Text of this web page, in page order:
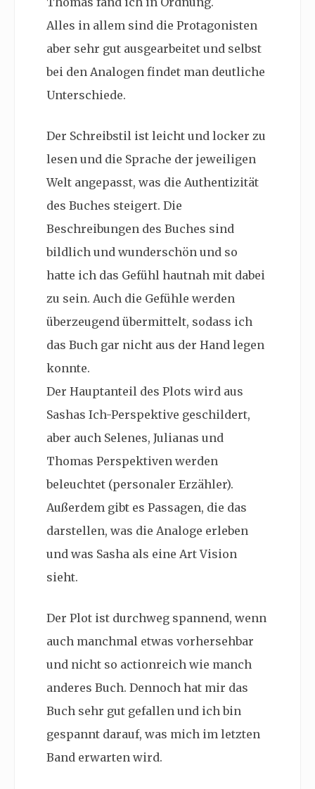
Alles in allem sind die Protagonisten
aber sehr gut ausgearbeitet und selbst
bei den Analogen findet man deutliche
Unterschiede.
Der Schreibstil ist leicht und locker zu
lesen und die Sprache der jeweiligen
Welt angepasst, was die Authentizität
des Buches steigert. Die
Beschreibungen des Buches sind
bildlich und wunderschön und so
hatte ich das Gefühl hautnah mit dabei
zu sein. Auch die Gefühle werden
überzeugend übermittelt, sodass ich
das Buch gar nicht aus der Hand legen
konnte.
Der Hauptanteil des Plots wird aus
Sashas Ich-Perspektive geschildert,
aber auch Selenes, Julianas und
Thomas Perspektiven werden
beleuchtet (personaler Erzähler).
Außerdem gibt es Passagen, die das
darstellen, was die Analoge erleben
und was Sasha als eine Art Vision
sieht.
Der Plot ist durchweg spannend, wenn
auch manchmal etwas vorhersehbar
und nicht so actionreich wie manch
anderes Buch. Dennoch hat mir das
Buch sehr gut gefallen und ich bin
gespannt darauf, was mich im letzten
Band erwarten wird.